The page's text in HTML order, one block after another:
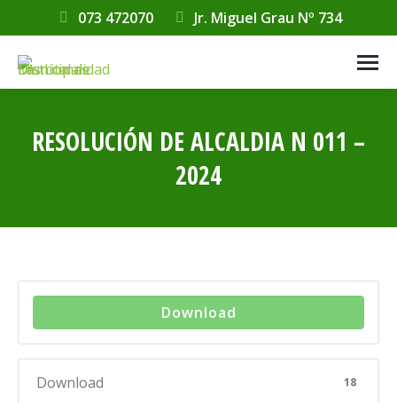
073 472070 Jr. Miguel Grau Nº 734
RESOLUCIÓN DE ALCALDIA N 011 –
2024
Download
Download 18